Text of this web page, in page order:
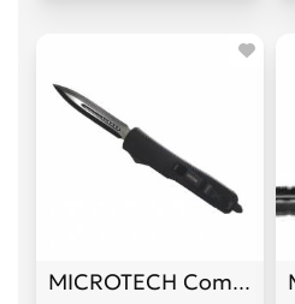
MICROTECH Combat